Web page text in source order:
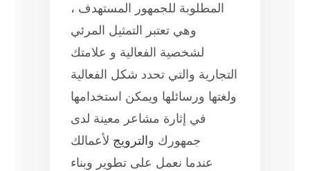
المطلوبة للجمهور المستهدف ،
وهي تعتبر التمثيل المرئي
لشخصية الفعالية و علامتك
التجارية والتي تحدد شكل الفعالية
ولغتها ورسائلها ويمكن استخدامها
في إثارة مشاعر معينة لدى
جمهورك والترويج لأعمالك
عندما نعمل على تطوير وبناء